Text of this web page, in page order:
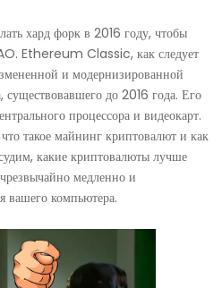
хард форк в 2016 году, чтобы
Ethereum Classic, как следует
и модернизированной
до 2016 года. Его
процессора и видеокарт.
такое майнинг криптовалют и как
какие криптовалюты лучше
медленно и
вашего компьютера.